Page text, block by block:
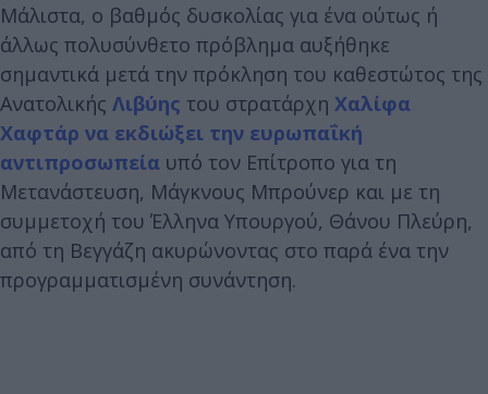
Μάλιστα, ο βαθμός δυσκολίας για ένα ούτως ή
άλλως πολυσύνθετο πρόβλημα αυξήθηκε
σημαντικά μετά την πρόκληση του καθεστώτος της
Ανατολικής Λιβύης του στρατάρχη Χαλίφα
Χαφτάρ να εκδιώξει την ευρωπαΐκή
αντιπροσωπεία υπό τον Επίτροπο για τη
Μετανάστευση, Μάγκνους Μπρούνερ και με τη
συμμετοχή του Έλληνα Υπουργού, Θάνου Πλεύρη,
από τη Βεγγάζη ακυρώνοντας στο παρά ένα την
προγραμματισμένη συνάντηση.